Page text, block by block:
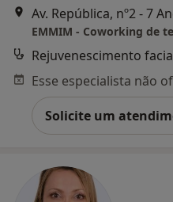
Av. República, nº2 - 7
EMMIM - Coworking de
Rejuvenescimento
Solicite um